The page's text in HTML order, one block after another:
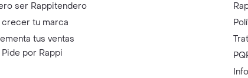
ser Rappitendero
crecer tu marca
tus ventas
por Rappi